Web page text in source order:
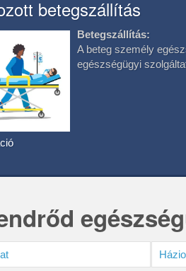
betegszállítás
Betegszállítás:
A beteg személy
egészségügyi